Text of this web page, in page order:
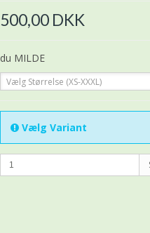
500,00 DKK
du MILDE
Vælg Størrelse (XS-XXXL)
Vælg Variant